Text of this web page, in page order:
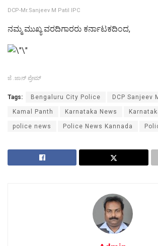
DCP-Mr.Sanjeev M Patil IPC
ನಮ್ಮ ಮುಖ್ಯ ವರದಿಗಾರರು ಕರ್ನಾಟಕದಿಂದ,
ಜೆ .ಜಾನ್ ಪ್ರೇಮ್
Tags: Bengaluru City Police DCP Sanjeev
Kamal Panth Karnataka News
police news Police News Kannada